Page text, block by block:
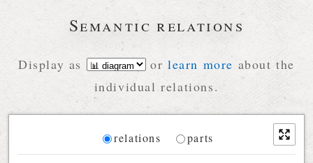
Semantic relations
Display as or learn more about the
individual relations.
Diagram
relations parts